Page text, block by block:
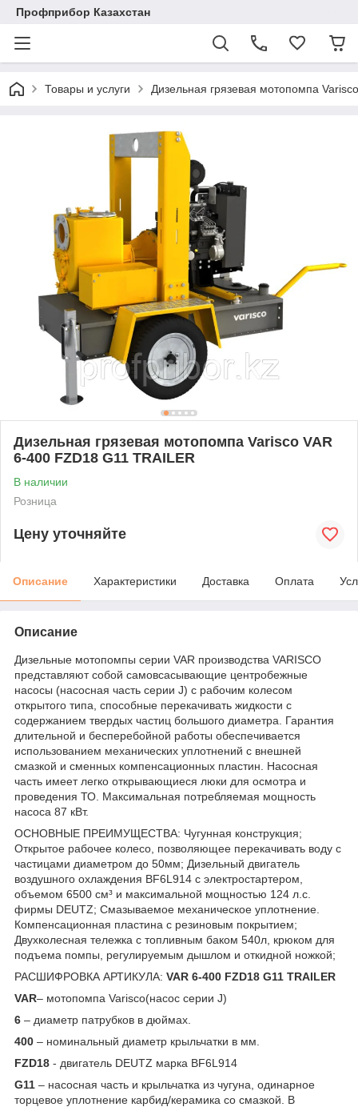
Профприбор Казахстан
Товары и услуги Дизельная грязевая мотопомпа
Дизельная грязевая мотопомпа Varisco VAR
6-400 FZD18 G11 TRAILER
В наличии
Розница
Цену уточняйте
Описание Характеристики Доставка Оплата
Описание
Дизельные мотопомпы серии VAR производства VARISCO
представляют собой самовсасывающие центробежные
насосы (насосная часть серии J) с рабочим колесом
открытого типа, способные перекачивать жидкости с
содержанием твердых частиц большого диаметра. Гарантия
длительной и бесперебойной работы обеспечивается
использованием механических уплотнений с внешней
смазкой и сменных компенсационных пластин. Насосная
часть имеет легко открывающиеся люки для осмотра и
проведения ТО. Максимальная потребляемая мощность
насоса 87 кВт.
ОСНОВНЫЕ ПРЕИМУЩЕСТВА: Чугунная конструкция;
Открытое рабочее колесо, позволяющее перекачивать воду с
частицами диаметром до 50мм; Дизельный двигатель
воздушного охлаждения BF6L914 с электростартером,
объемом 6500 см³ и максимальной мощностью 124 л.с.
фирмы DEUTZ; Смазываемое механическое уплотнение.
Компенсационная пластина с резиновым покрытием;
Двухколесная тележка с топливным баком 540л, крюком для
подъема помпы, регулируемым дышлом и откидной ножкой;
РАСШИФРОВКА АРТИКУЛА: VAR 6-400 FZD18 G11 TRAILER
VAR– мотопомпа Varisco(насос серии J)
6 – диаметр патрубков в дюймах.
400 – номинальный диаметр крыльчатки в мм.
FZD18 - двигатель DEUTZ марка BF6L914
G11 – насосная часть и крыльчатка из чугуна, одинарное
торцевое уплотнение карбид/керамика со смазкой. В